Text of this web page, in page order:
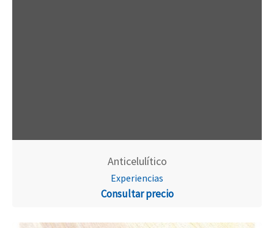
Anticelulítico
Experiencias
Consultar precio